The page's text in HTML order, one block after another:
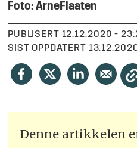
Foto: Arne Flaaten
PUBLISERT
12.12.2020 -
SIST OPPDATERT
Denne artikkelen